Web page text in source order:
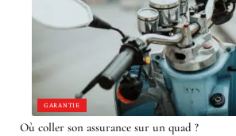
GARANTIE
Où coller son assurance sur un quad ?